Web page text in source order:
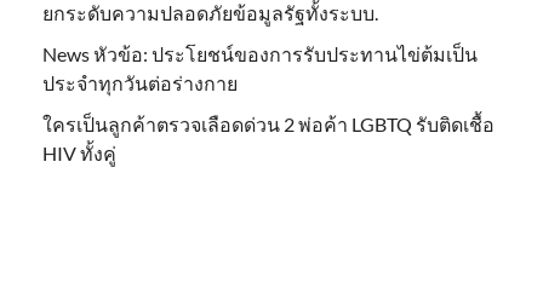
ยกระดับความปลอดภัยข้อมูลรัฐทั้งระบบ.
News หัวข้อ: ประโยชน์ของการรับประทานไข่ต้มเป็น
ประจำทุกวันต่อร่างกาย
ใครเป็นลูกค้าตรวจเลือดด่วน 2 พ่อค้า LGBTQ รับติดเชื้อ
HIV ทั้งคู่